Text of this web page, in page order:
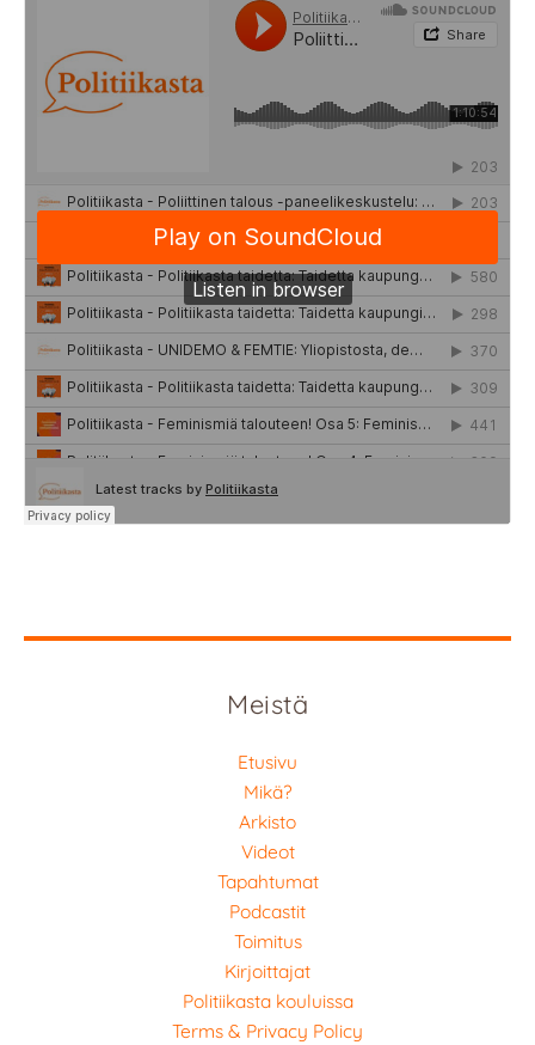
Meistä
Etusivu
Mikä?
Arkisto
Videot
Tapahtumat
Podcastit
Toimitus
Kirjoittajat
Politiikasta kouluissa
Terms & Privacy Policy